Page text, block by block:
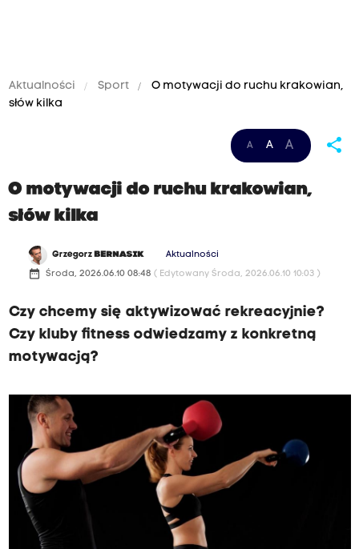
Aktualności Sport
O motywacji do ruchu krakowian,
słów kilka
A A A share
O motywacji do ruchu krakowian,
słów kilka
Grzegorz BERNASIK Aktualności
date_range Środa, 2026.06.10 08:48 ( Edytowany Środa, 2026.06.10 10:03 )
Czy chcemy się aktywizować rekreacyjnie?
Czy kluby fitness odwiedzamy z konkretną
motywacją?